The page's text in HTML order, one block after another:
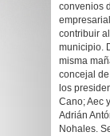
convenios
contribuir
municipio.
misma
concejal
los
Cano; Aec
Adrián
Nohales.